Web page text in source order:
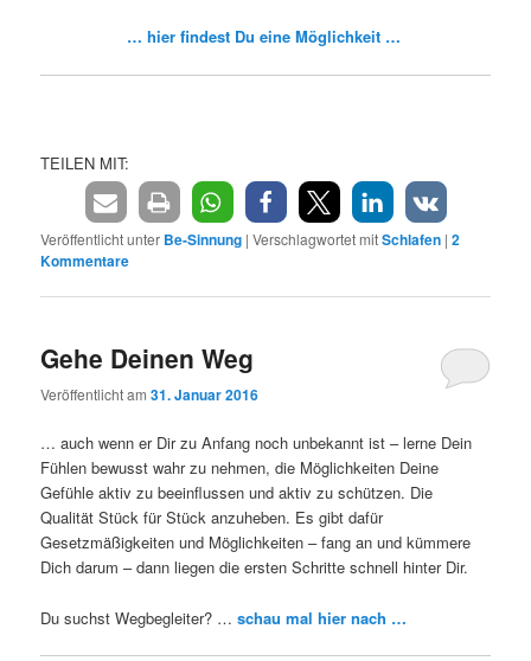
… hier findest Du eine Möglichkeit …
TEILEN MIT:
Veröffentlicht unter Be-Sinnung |Verschlagwortet mitSchlafen |2
Kommentare
Gehe Deinen Weg
Veröffentlicht am31. Januar 2016
… auch wenn er Dir zu Anfang noch unbekannt ist – lerne Dein
Fühlen bewusst wahr zu nehmen, die Möglichkeiten Deine
Gefühle aktiv zu beeinflussen und aktiv zu schützen. Die
Qualität Stück für Stück anzuheben. Es gibt dafür
Gesetzmäßigkeiten und Möglichkeiten – fang an und kümmere
Dich darum – dann liegen die ersten Schritte schnell hinter Dir.
Du suchst Wegbegleiter? …schau mal hier nach …